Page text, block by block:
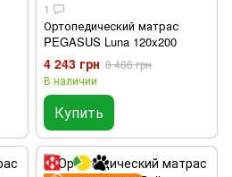
1
Ортопедический матрас
PEGASUS Luna 120x200
4 243 грн 8 486 грн
В наличии
Купить